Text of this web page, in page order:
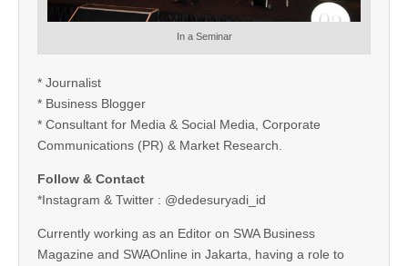
In a Seminar
* Journalist
* Business Blogger
* Consultant for Media & Social Media, Corporate
Communications (PR) & Market Research.
Follow & Contact
*Instagram & Twitter : @dedesuryadi_id
Currently working as an Editor on SWA Business
Magazine and SWAOnline in Jakarta, having a role to